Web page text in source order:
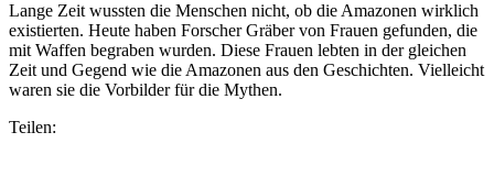
Lange Zeit wussten die Menschen nicht, ob die Amazonen wirklich
existierten. Heute haben Forscher Gräber von Frauen gefunden, die
mit Waffen begraben wurden. Diese Frauen lebten in der gleichen
Zeit und Gegend wie die Amazonen aus den Geschichten. Vielleicht
waren sie die Vorbilder für die Mythen.
Teilen: